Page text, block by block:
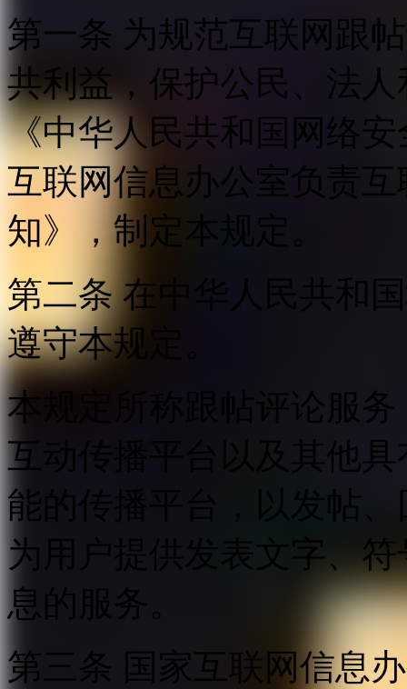
第一条 为规范互联网跟
共利益，保护公民、法
《中华人民共和国网络
互联网信息办公室负责
知》，制定本规定。
第二条 在中华人民共和
遵守本规定。
本规定所称跟帖评论服
互动传播平台以及其他
能的传播平台，以发帖
为用户提供发表文字、
息的服务。
第三条 国家互联网信息